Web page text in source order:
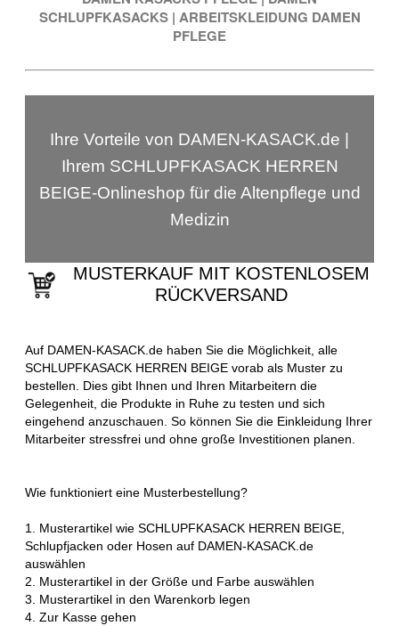
SCHLUPFKASACKS | ARBEITSKLEIDUNG DAMEN
PFLEGE
Ihre Vorteile von DAMEN-KASACK.de |
Ihrem SCHLUPFKASACK HERREN
BEIGE-Onlineshop für die Altenpflege und
Medizin
MUSTERKAUF MIT KOSTENLOSEM
RÜCKVERSAND
Auf DAMEN-KASACK.de haben Sie die Möglichkeit, alle
SCHLUPFKASACK HERREN BEIGE vorab als Muster zu
bestellen. Dies gibt Ihnen und Ihren Mitarbeitern die
Gelegenheit, die Produkte in Ruhe zu testen und sich
eingehend anzuschauen. So können Sie die Einkleidung Ihrer
Mitarbeiter stressfrei und ohne große Investitionen planen.
Wie funktioniert eine Musterbestellung?
1. Musterartikel wie SCHLUPFKASACK HERREN BEIGE,
Schlupfjacken oder Hosen auf DAMEN-KASACK.de
auswählen
2. Musterartikel in der Größe und Farbe auswählen
3. Musterartikel in den Warenkorb legen
4. Zur Kasse gehen